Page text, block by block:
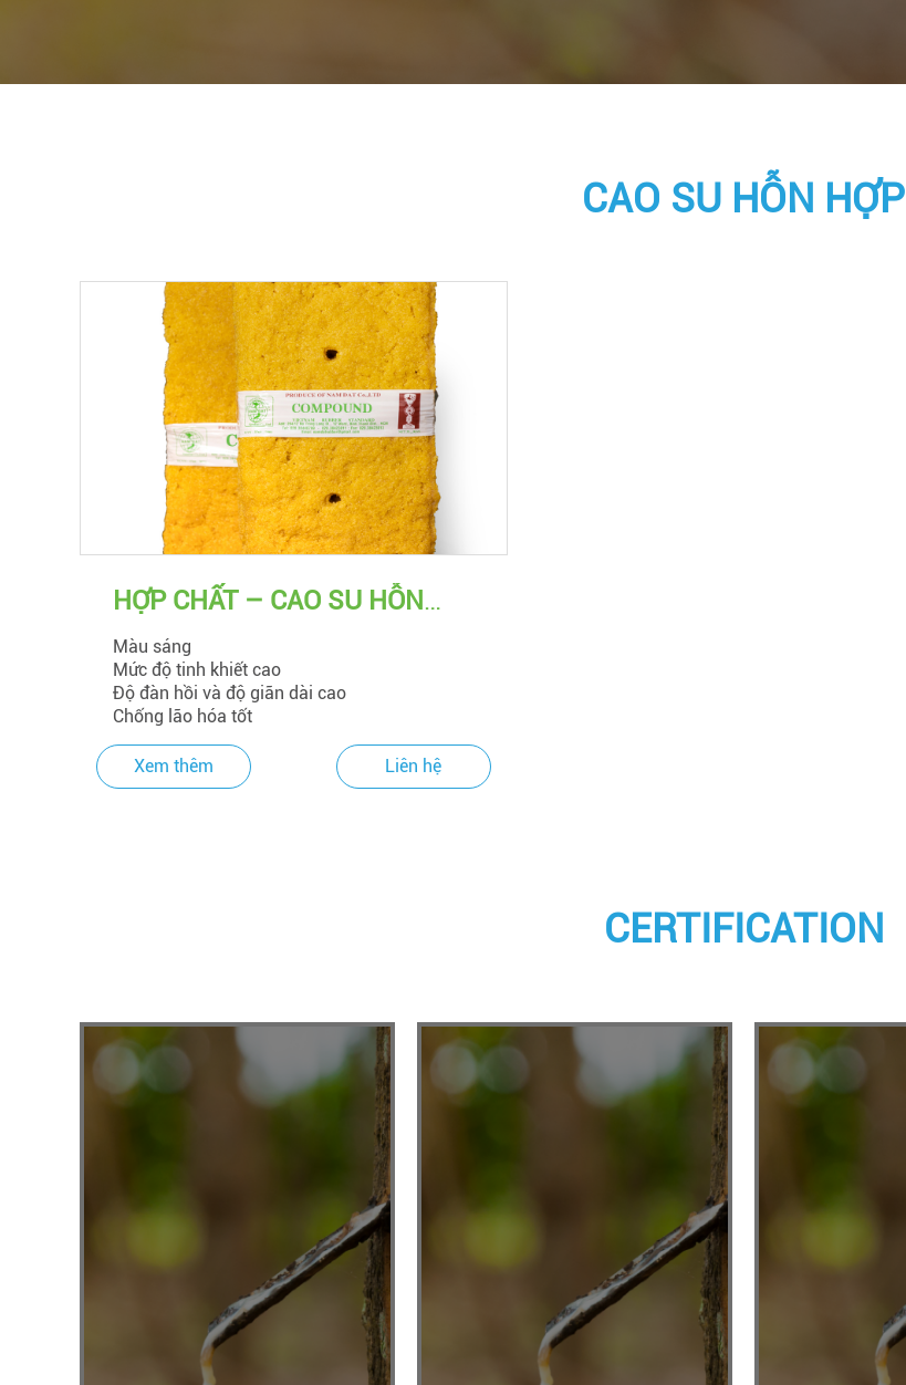
CAO SU HỖN HỢP
HỢP CHẤT – CAO SU HỖN
HỢP
Màu sáng
Mức độ tinh khiết cao
Độ đàn hồi và độ giãn dài cao
Chống lão hóa tốt
Xem thêm Liên hệ
CERTIFICATION